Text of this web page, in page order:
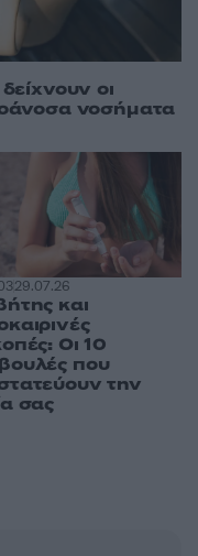
οι
νοσήματα
29.07.26
και
Οι 10
που
την
σας